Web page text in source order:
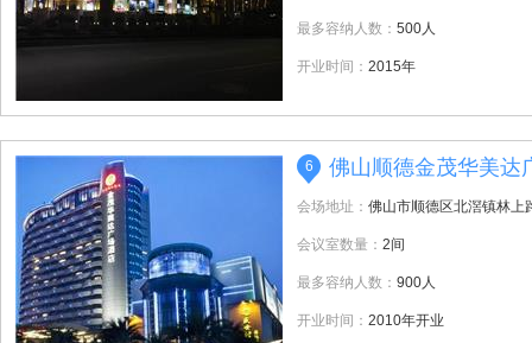
最多容纳人数： 500人
开业时间： 2015年
6 佛山顺德金茂华美达
会场地址： 佛山市顺德区北滘镇林上
会议室数量： 2间
最多容纳人数： 900人
开业时间： 2010年开业